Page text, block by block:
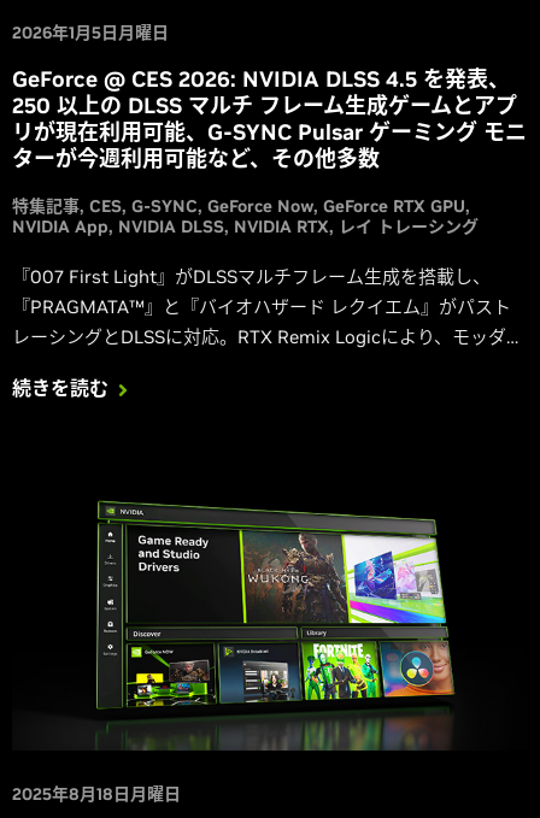
2026年1月5日月曜日
GeForce @ CES 2026: NVIDIA DLSS 4.5 を発表、
250 以上の DLSS マルチ フレーム生成ゲームとアプ
リが現在利用可能、G-SYNC Pulsar ゲーミング モニ
ターが今週利用可能など、その他多数
特集記事 CES G-SYNC GeForce Now GeForce RTX GPU
NVIDIA App NVIDIA DLSS NVIDIA RTX レイ トレーシング
『007 First Light』がDLSSマルチフレーム生成を搭載し、
『PRAGMATA™』と『バイオハザード レクイエム』がパスト
レーシングとDLSSに対応。RTX Remix Logicにより、モッダー
フェクトを作成可能にします。GeForce RTXゲーミングが
続きを読む
2025年8月18日月曜日